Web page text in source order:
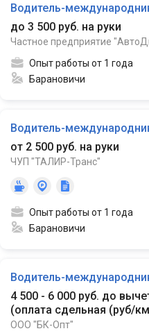
Водитель-
до 3 500 руб. на руки
Частное предприятие
Опыт работы от 1 года
Барановичи
Водитель-
от 2 500 руб. на руки
ЧУП "ТАЛИР-Транс"
Опыт работы от 1 года
Барановичи
Водитель-
4 500 - 6 000 руб. до
(оплата сдельная (руб/
ООО "БК-Опт"